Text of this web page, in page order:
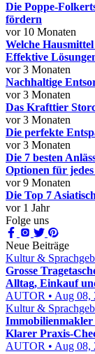
Die Poppe-
fördern
vor 10 Monaten
Welche
Effektive
vor 3 Monaten
Nachhaltige
vor 3 Monaten
Das Krafttier
vor 3 Monaten
Die perfekte
vor 3 Monaten
Die 7 besten
Optionen für
vor 9 Monaten
Die Top 7
vor 1 Jahr
Folge uns
Neue Beiträge
Kultur &
Grosse
Alltag, Einkauf
AUTOR • Aug 08,
Kultur &
Immobilienmakler
Klarer Praxis-
AUTOR • Aug 08,